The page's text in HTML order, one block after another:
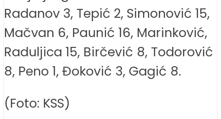
Radanov 3, Tepić 2, Simonović 15,
Mačvan 6, Paunić 16, Marinković,
Raduljica 15, Birčević 8, Todorović
8, Peno 1, Đoković 3, Gagić 8.
(Foto: KSS)